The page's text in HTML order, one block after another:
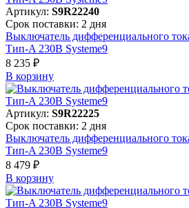
Артикул: S9R22240
Срок поставки: 2 дня
Выключатель дифференциального
Тип-A 230В Systeme9
8 235 ₽
В корзинy
Артикул: S9R22225
Срок поставки: 2 дня
Выключатель дифференциального
Тип-A 230В Systeme9
8 479 ₽
В корзинy